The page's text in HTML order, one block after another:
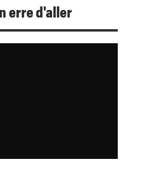
erre d'aller